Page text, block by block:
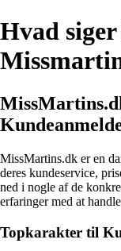
Hvad
MissMartins.dk er en
deres kundeservice,
ned i nogle af de
erfaringer med at
Topkarakter til